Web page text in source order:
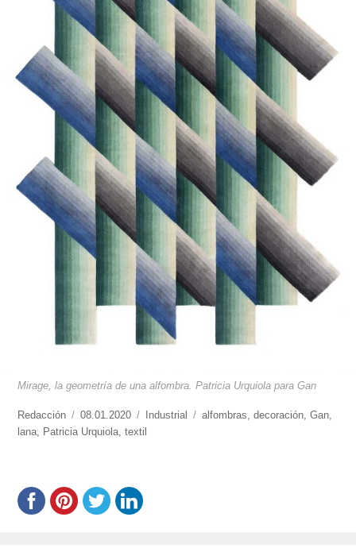
Mirage, la geometría de una alfombra. Patricia Urquiola para Gan
https://www.experimenta.es/author/redaccion/
Redacción
Publicado
el
08.01.2020 Categorías
Industrial Etiquetas
alfombras ,decoración ,Gan
lana Patricia Urquiola ,textil